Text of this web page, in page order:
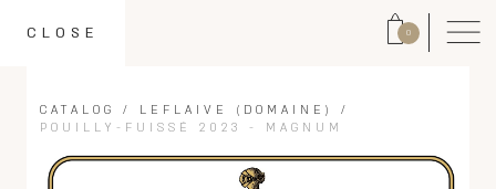
0
CLOSE
CATALOG / LEFLAIVE (DOMAINE)
/
POUILLY-FUISSÉ 2023 - MAGNUM